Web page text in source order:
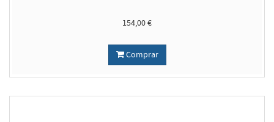
154,00 €
Comprar